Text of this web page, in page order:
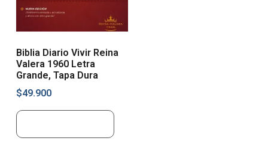
Biblia Diario Vivir Reina
Valera 1960 Letra
Grande, Tapa Dura
$49.900